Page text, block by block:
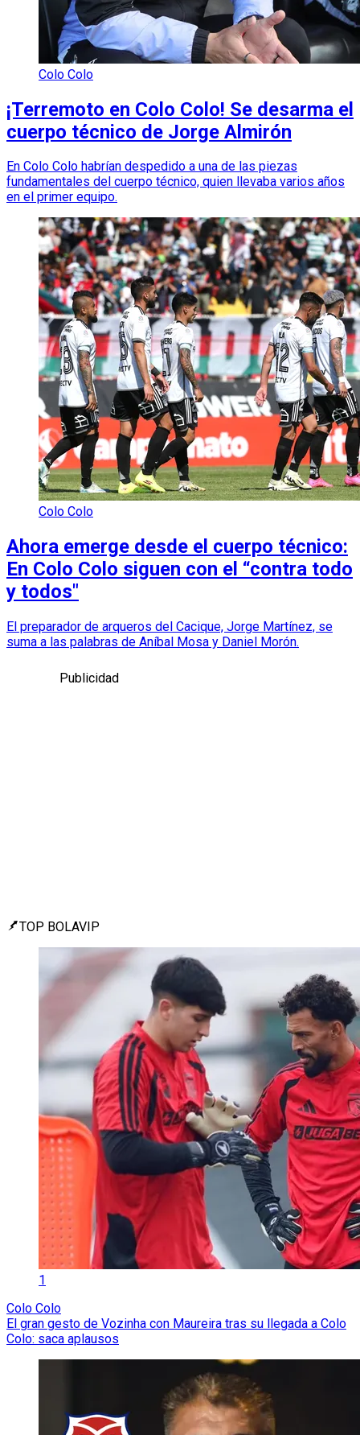
Colo Colo
¡Terremoto en Colo Colo! Se desarma el
cuerpo técnico de Jorge Almirón
En Colo Colo habrían despedido a una de las piezas
fundamentales del cuerpo técnico, quien llevaba varios años
en el primer equipo.
Colo Colo
Ahora emerge desde el cuerpo técnico:
En Colo Colo siguen con el “contra todo
y todos"
El preparador de arqueros del Cacique, Jorge Martínez, se
suma a las palabras de Aníbal Mosa y Daniel Morón.
Publicidad
TOP BOLAVIP
1
Colo Colo
El gran gesto de Vozinha con Maureira tras su llegada a Colo
Colo: saca aplausos